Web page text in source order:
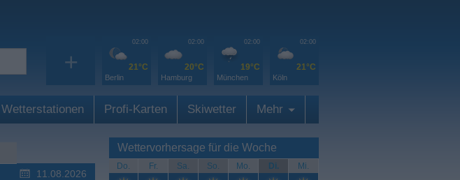
+
02:00
21°C
Berlin
02:00
20°C
Hamburg
02:00
19°C
München
02:00
21°C
Köln
Wetterstationen Profi-Karten Skiwetter Mehr
11.08.2026
Wettervorhersage für die Woche
Do. Fr. Sa. So. Mo. Di. Mi.